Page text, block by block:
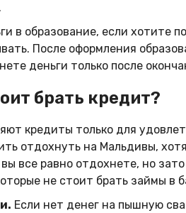
в образование, если хотите
После оформления
деньги только после
брать кредит?
кредиты только для
отдохнуть на Мальдивы,
все равно отдохнете, но
не стоит брать займы в
Если нет денег на пышную